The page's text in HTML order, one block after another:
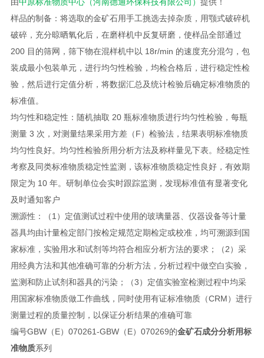
样品的制备：将选取的金矿石用手工挑选去掉杂质，用颚式破碎机
破碎，充分晾晒氧化后，在磨样机中反复研磨，使样品全部通过
200 目的筛网，筛下物在混样机中以 18r/min 的速度充分混匀，包
装成最小包装单元，进行均匀性检验，均检合格后，进行稳定性检
验，然后进行定值分析，将数据汇总及统计检验后确定标准物质的
标准值。
均匀性和稳定性：随机抽取 20 瓶标准物质进行均匀性检验，每瓶
测量 3 次，对测量结果采用方差（F）检验法，结果表明标准物质
均匀性良好。均匀性检验所用分析方法及称样量见下表。经稳定性
考察及同类标准物质稳定性监测，该标准物质稳定性良好，有效期
限定为 10 年。研制单位会实时跟踪监测，发现标准值有显著变化
及时通知客户
溯源性：（1）定值测试过程中使用的玻璃量器、仪器设备等计量
器具均由计量检定部门按检定规范定期检定或校准，均可溯源到国
家标准，实验用水和试剂等均符合相应分析方法的要求；（2）采
用经典方法和其他准确可靠的分析方法，分析过程中做空白实验，
监测和防止试剂和器具的污染；（3）定值实验室检测过程中均采
用国家标准物质做工作曲线，同时使用有证标准物质（CRM）进行
测量过程的质量控制，以保证分析结果的准确可靠
编号GBW（E）070261-GBW（E）070269的金矿石成分分析用标
准物质系列